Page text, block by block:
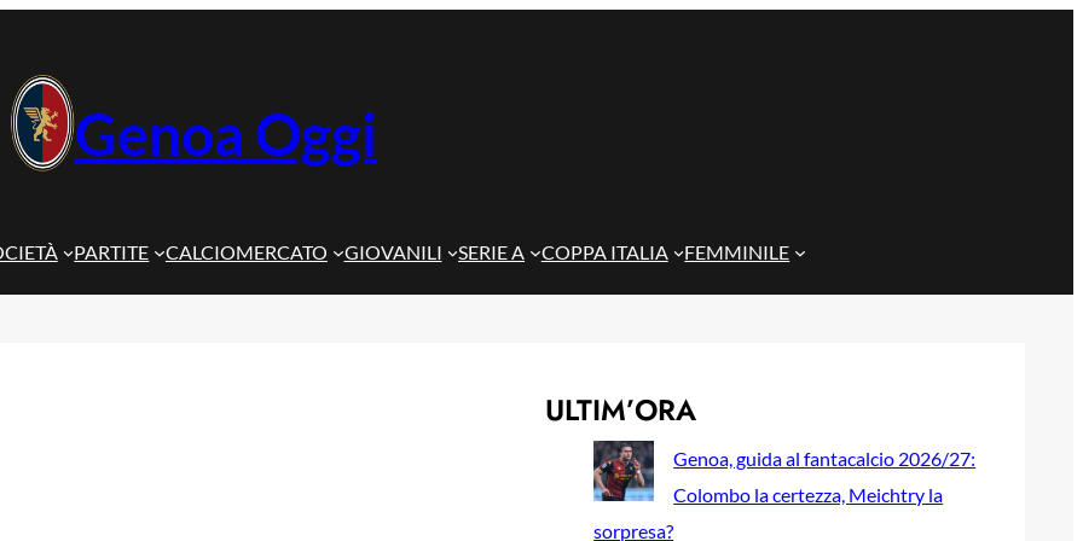
Genoa Oggi
PARTITE CALCIOMERCATO GIOVANILI SERIE A COPPA ITALIA FEMMINILE
ULTIM’ORA
Genoa, guida al fantacalcio 2026/27:
Colombo la certezza, Meichtry la
sorpresa?